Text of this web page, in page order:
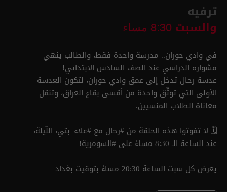
ترفيه
والسبت 8:30 مساء
في وادي حوران.. مدرسة واحدة فقط، والطالب ينهي
مشواره الدراسي عند الصف السادس الابتدائي!
عدسة رحال تدخل إلى عمق وادي حوران، لتكون العدسة
الأولى التي توثّق واحدة من أقسى بقاع العراق، وتنقل
معاناة الطلاب المنسيين.
🗓️ لا تفوتوا هذه الحلقة من #رحال مع #علاء_بتي، اللّيلة،
عند الساعة الـ 8:30 مساءً على #السومرية!
يعرض كل سبت الساعة 20:30 مساءً بتوقيت بغداد